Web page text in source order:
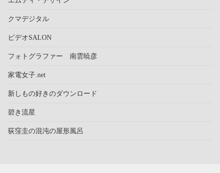
クマデジタル
ビデオSALON
フォトグラファー 南雲暁彦
家電女子.net
新しもの好きのダウンロード
碧き流星
荻窪圭の混沌の屋形風呂